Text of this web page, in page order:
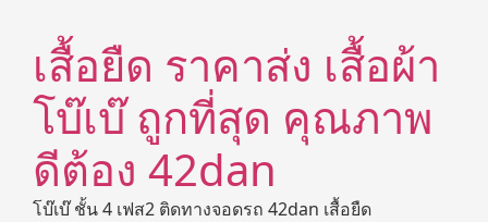
เสื้อยืด ราคาส่ง เสื้อผ้า
โบ๊เบ๊ ถูกที่สุด คุณภาพ
ดีต้อง 42dan
โบ๊เบ๊ ชั้น 4 เฟส2 ติดทางจอดรถ 42dan เสื้อยืด